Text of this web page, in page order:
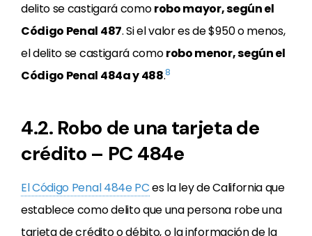
delito se castigará comorobo mayor, según el
Código Penal 487. Si el valor es de $950 o menos,
el delito se castigará comorobo menor, según el
Código Penal 484a y 488.8
4.2. Robo de una tarjeta de
crédito – PC 484e
El Código Penal 484e PCes la ley de California que
establece como delito que una persona robe una
tarjeta de crédito o débito, o la información de la